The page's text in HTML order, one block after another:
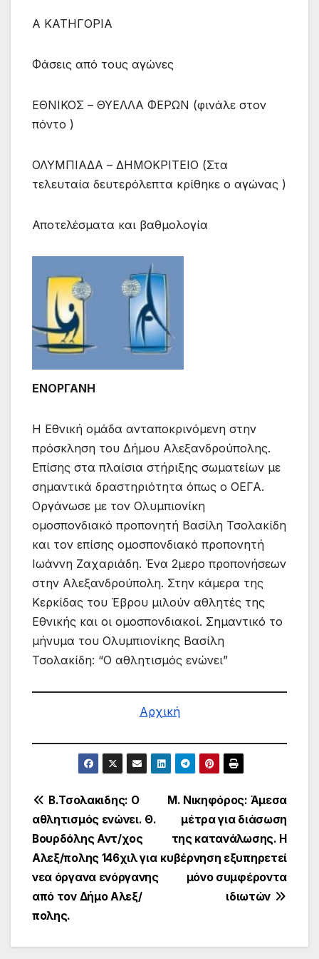
Α ΚΑΤΗΓΟΡΙΑ
Φάσεις από τους αγώνες
ΕΘΝΙΚΟΣ – ΘΥΕΛΛΑ ΦΕΡΩΝ (φινάλε στον
πόντο )
ΟΛΥΜΠΙΑΔΑ – ΔΗΜΟΚΡΙΤΕΙΟ (Στα
τελευταία δευτερόλεπτα κρίθηκε ο αγώνας )
Αποτελέσματα και βαθμολογία
ΕΝΟΡΓΑΝΗ
Η Εθνική ομάδα ανταποκρινόμενη στην
πρόσκληση του Δήμου Αλεξανδρούπολης.
Επίσης στα πλαίσια στήριξης σωματείων με
σημαντικά δραστηριότητα όπως ο ΟΕΓΑ.
Οργάνωσε με τον Ολυμπιονίκη
ομοσπονδιακό προπονητή Βασίλη Τσολακίδη
και τον επίσης ομοσπονδιακό προπονητή
Ιωάννη Ζαχαριάδη. Ένα 2μερο προπονήσεων
στην Αλεξανδρούπολη. Στην κάμερα της
Κερκίδας του Έβρου μιλούν αθλητές της
Εθνικής και οι ομοσπονδιακοί. Σημαντικό το
μήνυμα του Ολυμπιονίκης Βασίλη
Τσολακίδη: “Ο αθλητισμός ενώνει”
Αρχική
Πλοήγηση
άρθρων
Μ. Νικηφόρος: Άμεσα
μέτρα για διάσωση
της κατανάλωσης. Η
κυβέρνηση εξυπηρετεί
μόνο συμφέροντα
ιδιωτών
Β.Τσολακιδης: Ο
αθλητισμός ενώνει. Θ.
Βουρδόλης Αντ/χος
Αλεξ/πολης 146χιλ για
νεα όργανα ενόργανης
από τον Δήμο Αλεξ/
πολης.